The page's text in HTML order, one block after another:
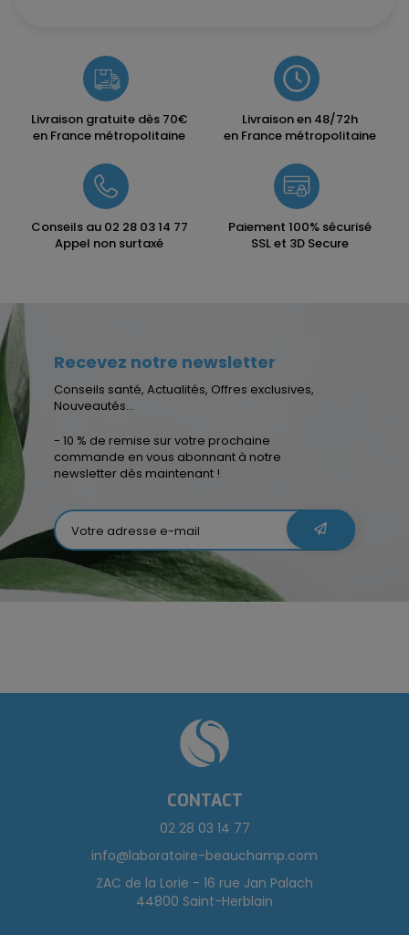
Livraison gratuite dès 70€
en France métropolitaine
Livraison en 48/72h
en France métropolitaine
Conseils au 02 28 03 14 77
Appel non surtaxé
Paiement 100% sécurisé
SSL et 3D Secure
Recevez notre newsletter
Conseils santé, Actualités, Offres exclusives,
Nouveautés...
- 10 % de remise sur votre prochaine
commande en vous abonnant à notre
newsletter dès maintenant !
CONTACT
02 28 03 14 77
info@laboratoire-beauchamp.com
ZAC de la Lorie - 16 rue Jan Palach
44800 Saint-Herblain